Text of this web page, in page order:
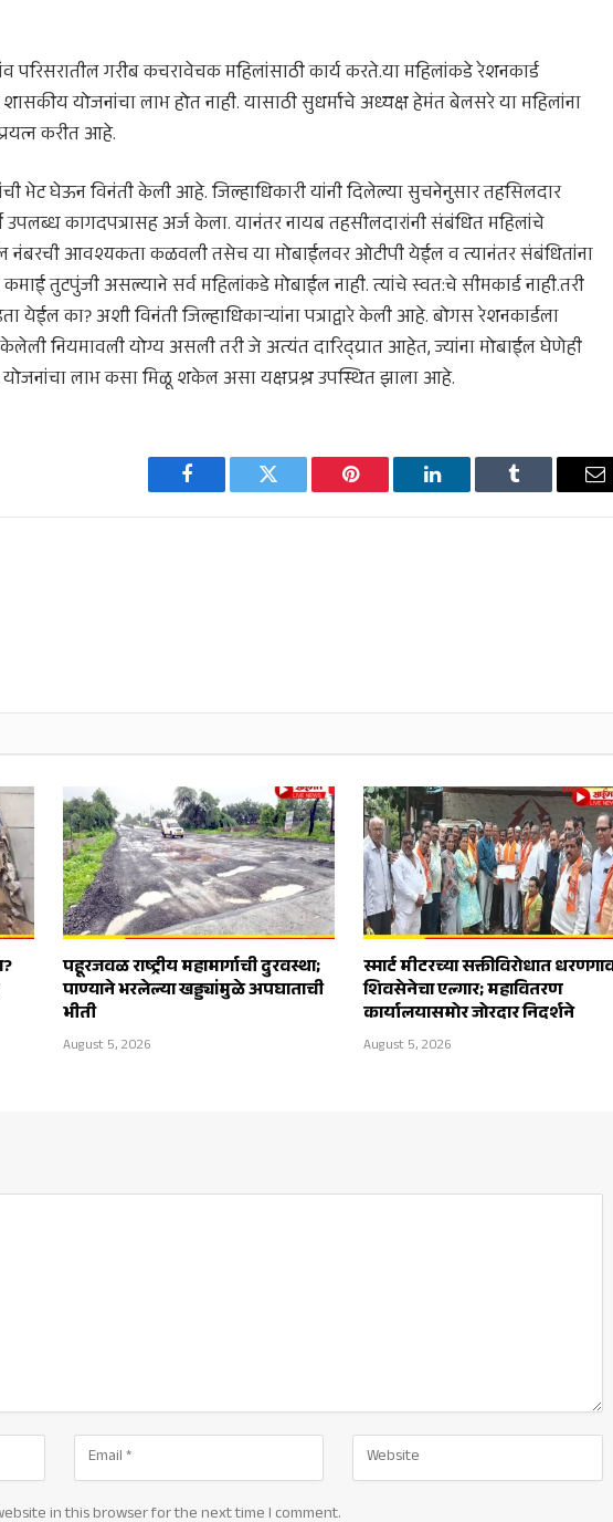
परिसरातील गरीब कचरावेचक महिलांसाठी कार्य करते.या महिलांकडे रेशनकार्ड
योजनांचा लाभ होत नाही. यासाठी सुधर्माचे अध्यक्ष हेमंत बेलसरे या महिलांना
करीत आहे.
भेट घेऊन विनंती केली आहे. जिल्हाधिकारी यांनी दिलेल्या सुचनेनुसार तहसिलदार
उपलब्ध कागदपत्रासह अर्ज केला. यानंतर नायब तहसीलदारांनी संबंधित महिलांचे
नंबरची आवश्यकता कळवली तसेच या मोबाईलवर ओटीपी येईल व त्यानंतर संबंधितांना
तुटपुंजी असल्याने सर्व महिलांकडे मोबाईल नाही. त्यांचे स्वत:चे सीमकार्ड नाही.तरी
येईल का? अशी विनंती जिल्हाधिकाऱ्यांना पत्राद्वारे केली आहे. बोगस रेशनकार्डला
नियमावली योग्य असली तरी जे अत्यंत दारिद्य्रात आहेत, ज्यांना मोबाईल घेणेही
योजनांचा लाभ कसा मिळू शकेल असा यक्षप्रश्न उपस्थित झाला आहे.
Facebook Twitter Pinterest LinkedIn Tumblr
पहूरजवळ राष्ट्रीय महामार्गाची दुरवस्था;
पाण्याने भरलेल्या खड्ड्यांमुळे अपघाताची
भीती
August 5, 2026
स्मार्ट मीटरच्या सक्तीविरोधात
शिवसेनेचा एल्गार; महावितरण
कार्यालयासमोर जोरदार निदर्शने
August 5, 2026
in this browser for the next time I comment.